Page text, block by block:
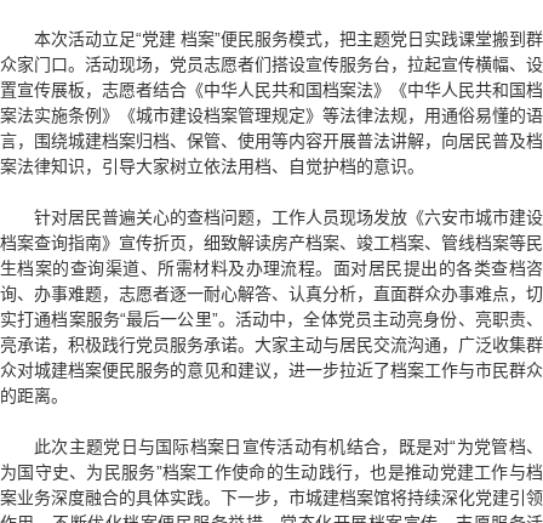
本次活动立足“党建 档案”便民服务模式，把主题党日实践课堂搬到群
众家门口。活动现场，党员志愿者们搭设宣传服务台，拉起宣传横幅、设
置宣传展板，志愿者结合《中华人民共和国档案法》《中华人民共和国档
案法实施条例》《城市建设档案管理规定》等法律法规，用通俗易懂的语
言，围绕城建档案归档、保管、使用等内容开展普法讲解，向居民普及档
案法律知识，引导大家树立依法用档、自觉护档的意识。
针对居民普遍关心的查档问题，工作人员现场发放《六安市城市建设
档案查询指南》宣传折页，细致解读房产档案、竣工档案、管线档案等民
生档案的查询渠道、所需材料及办理流程。面对居民提出的各类查档咨
询、办事难题，志愿者逐一耐心解答、认真分析，直面群众办事难点，切
实打通档案服务“最后一公里”。活动中，全体党员主动亮身份、亮职责、
亮承诺，积极践行党员服务承诺。大家主动与居民交流沟通，广泛收集群
众对城建档案便民服务的意见和建议，进一步拉近了档案工作与市民群众
的距离。
此次主题党日与国际档案日宣传活动有机结合，既是对“为党管档、
为国守史、为民服务”档案工作使命的生动践行，也是推动党建工作与档
案业务深度融合的具体实践。下一步，市城建档案馆将持续深化党建引领